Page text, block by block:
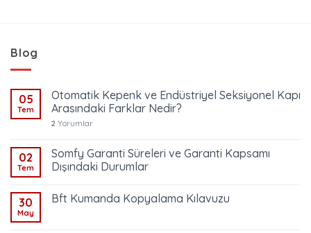
Blog
05
Tem
Otomatik Kepenk ve Endüstriyel Seksiyonel Kapı
Arasındaki Farklar Nedir?
2 Yorumlar
02
Tem
Somfy Garanti Süreleri ve Garanti Kapsamı
Dışındaki Durumlar
30
May
Bft Kumanda Kopyalama Kılavuzu